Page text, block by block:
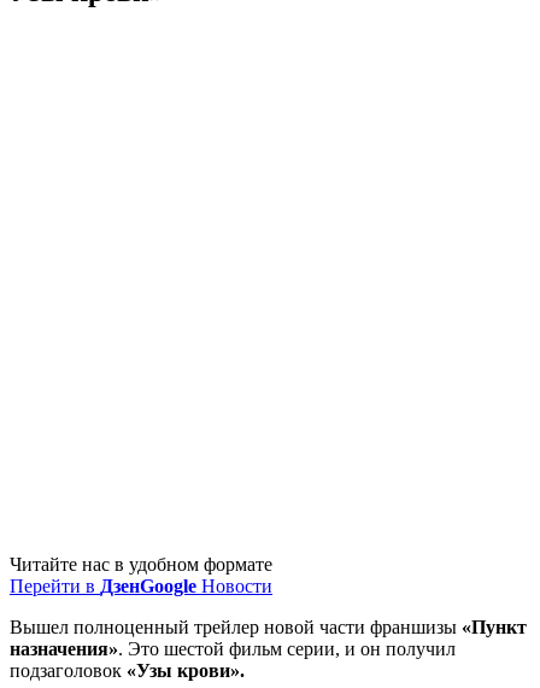
Читайте нас в удобном формате
Перейти в ДзенGoogle Новости
Вышел полноценный трейлер новой части франшизы «Пункт
назначения». Это шестой фильм серии, и он получил
подзаголовок «Узы крови».